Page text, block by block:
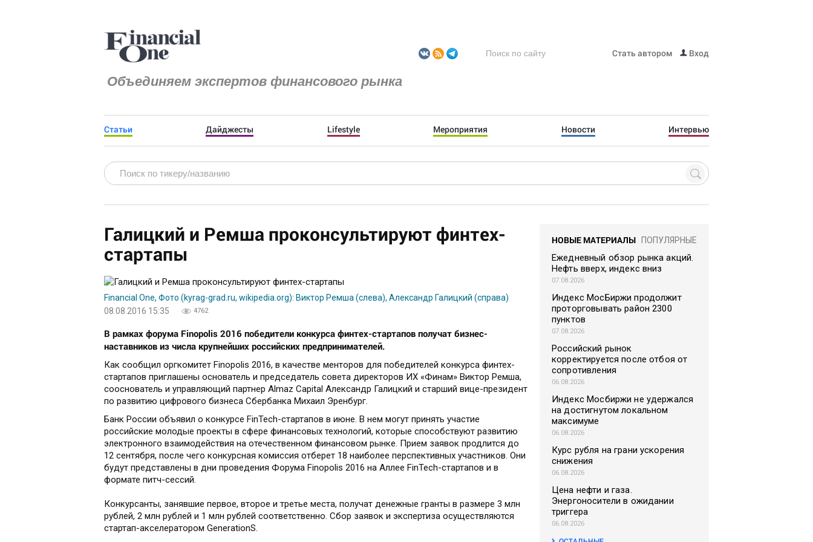
Объединяем экспертов финансового рынка
Стать автором Вход
Статьи Дайджесты Lifestyle Мероприятия Новости Интервью
Галицкий и Ремша проконсультируют финтех-
стартапы
Financial One, Фото (kyrag-grad.ru, wikipedia.org): Виктор Ремша (слева), Александр Галицкий (справа)
08.08.2016 15:35
4762
В рамках форума Finopolis 2016 победители конкурса финтех-стартапов получат бизнес-
наставников из числа крупнейших российских предпринимателей.
Как сообщил оргкомитет Finopolis 2016, в качестве менторов для победителей конкурса финтех-
стартапов приглашены основатель и председатель совета директоров ИХ «Финам» Виктор Ремша,
сооснователь и управляющий партнер Almaz Capital Александр Галицкий и старший вице-президент
по развитию цифрового бизнеса Сбербанка Михаил Эренбург.
Банк России объявил о конкурсе FinTech-стартапов в июне. В нем могут принять участие
российские молодые проекты в сфере финансовых технологий, которые способствуют развитию
электронного взаимодействия на отечественном финансовом рынке. Прием заявок продлится до
12 сентября, после чего конкурсная комиссия отберет 18 наиболее перспективных участников. Они
будут представлены в дни проведения Форума Finopolis 2016 на Аллее FinTech-стартапов и в
формате питч-сессий.
Конкурсанты, занявшие первое, второе и третье места, получат денежные гранты в размере 3 млн
рублей, 2 млн рублей и 1 млн рублей соответственно. Сбор заявок и экспертиза осуществляются
стартап-акселератором GenerationS.
НОВЫЕ МАТЕРИАЛЫ ПОПУЛЯРНЫЕ
Ежедневный обзор рынка акций.
Нефть вверх, индекс вниз
07.08.2026
Индекс МосБиржи продолжит
проторговывать район 2300
пунктов
07.08.2026
Российский рынок
корректируется после отбоя от
сопротивления
06.08.2026
Индекс Мосбиржи не удержался
на достигнутом локальном
максимуме
06.08.2026
Курс рубля на грани ускорения
снижения
06.08.2026
Цена нефти и газа.
Энергоносители в ожидании
триггера
06.08.2026